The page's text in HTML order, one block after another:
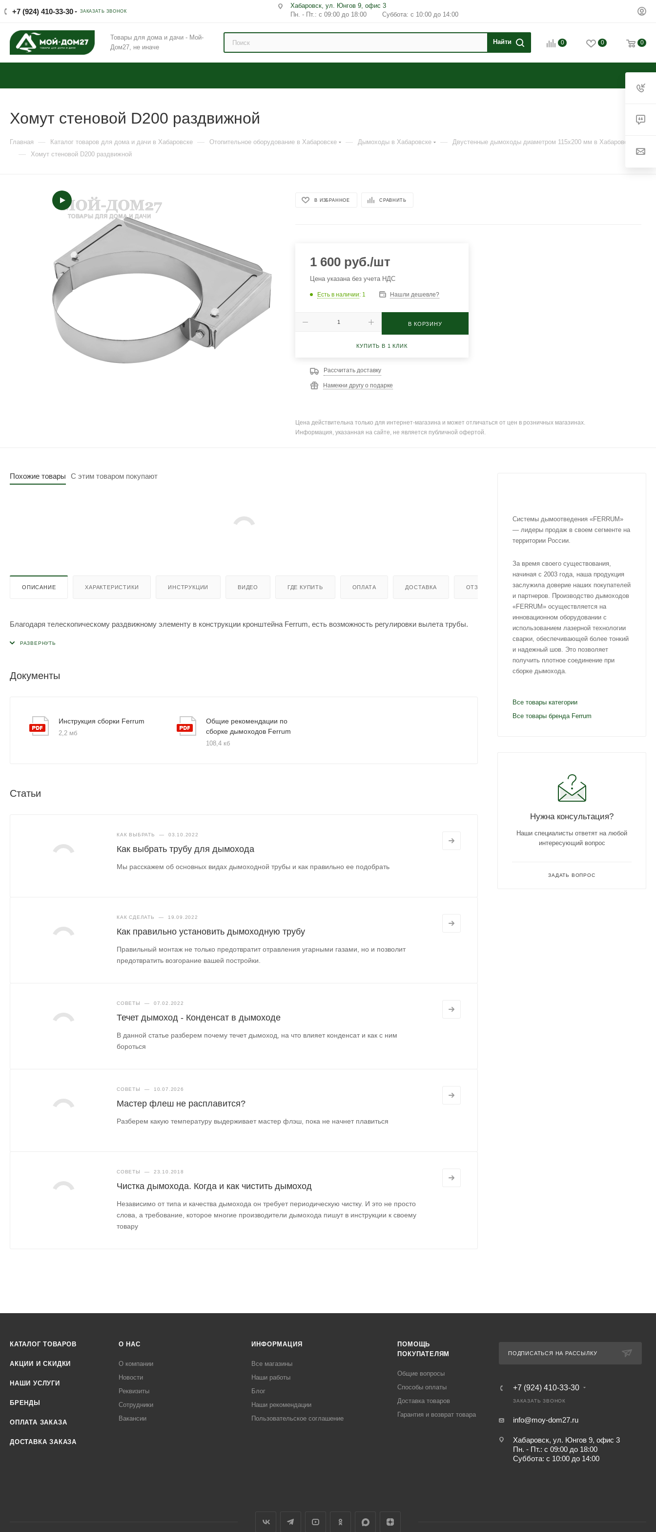
+7 (924) 410-33-30 ЗАКАЗАТЬ ЗВОНОК
Хабаровск, ул. Юнгов 9, офис 3
Пн. - Пт.: с 09:00 до 18:00 Суббота: с 10:00 до 14:00
Товары для дома и дачи - Мой-
Дом27, не иначе
0 0 0
Хомут стеновой D200 раздвижной
Главная — Каталог товаров для дома и дачи в Хабаровске — Отопительное оборудование в Хабаровске — Дымоходы в Хабаровске — Двустенные дымоходы диаметром 115х200 мм в Хабаровске
— Хомут стеновой D200 раздвижной
В ИЗБРАННОЕ СРАВНИТЬ
1 600 руб./шт
Цена указана без учета НДС
Есть в наличии: 1 Нашли дешевле?
В КОРЗИНУ
КУПИТЬ В 1 КЛИК
Рассчитать доставку
Намекни другу о подарке
Цена действительна только для интернет-магазина и может отличаться от цен в розничных магазинах.
Информация, указанная на сайте, не является публичной офертой.
Похожие товары С этим товаром покупают
ОПИСАНИЕ ХАРАКТЕРИСТИКИ ИНСТРУКЦИИ ВИДЕО ГДЕ КУПИТЬ ОПЛАТА ДОСТАВКА ОТЗЫВЫ
Благодаря телескопическому раздвижному элементу в конструкции кронштейна Ferrum, есть возможность регулировки вылета трубы.
Документы
Инструкция сборки Ferrum
2,2 мб
Общие рекомендации по
сборке дымоходов Ferrum
108,4 кб
Статьи
КАК ВЫБРАТЬ — 03.10.2022
Как выбрать трубу для дымохода
Мы расскажем об основных видах дымоходной трубы и как правильно ее подобрать
КАК СДЕЛАТЬ — 19.09.2022
Как правильно установить дымоходную трубу
Правильный монтаж не только предотвратит отравления угарными газами, но и позволит
предотвратить возгорание вашей постройки.
СОВЕТЫ — 07.02.2022
Течет дымоход - Конденсат в дымоходе
В данной статье разберем почему течет дымоход, на что влияет конденсат и как с ним
бороться
СОВЕТЫ — 10.07.2026
Мастер флеш не расплавится?
Разберем какую температуру выдерживает мастер флэш, пока не начнет плавиться
СОВЕТЫ — 23.10.2018
Чистка дымохода. Когда и как чистить дымоход
Независимо от типа и качества дымохода он требует периодическую чистку. И это не просто
слова, а требование, которое многие производители дымохода пишут в инструкции к своему
товару
Системы дымоотведения «FERRUM»
— лидеры продаж в своем сегменте на
территории России.
За время своего существования,
начиная с 2003 года, наша продукция
заслужила доверие наших покупателей
и партнеров. Производство дымоходов
«FERRUM» осуществляется на
инновационном оборудовании с
использованием лазерной технологии
сварки, обеспечивающей более тонкий
и надежный шов. Это позволяет
получить плотное соединение при
сборке дымохода.
Все товары категории
Все товары бренда Ferrum
Нужна консультация?
Наши специалисты ответят на любой
интересующий вопрос
ЗАДАТЬ ВОПРОС
КАТАЛОГ ТОВАРОВ
АКЦИИ И СКИДКИ
НАШИ УСЛУГИ
БРЕНДЫ
ОПЛАТА ЗАКАЗА
ДОСТАВКА ЗАКАЗА
О НАС
О компании
Новости
Реквизиты
Сотрудники
Вакансии
ИНФОРМАЦИЯ
Все магазины
Наши работы
Блог
Наши рекомендации
Пользовательское соглашение
ПОМОЩЬ
ПОКУПАТЕЛЯМ
Общие вопросы
Способы оплаты
Доставка товаров
Гарантия и возврат товара
ПОДПИСАТЬСЯ НА РАССЫЛКУ
+7 (924) 410-33-30
ЗАКАЗАТЬ ЗВОНОК
info@moy-dom27.ru
Хабаровск, ул. Юнгов 9, офис 3
Пн. - Пт.: с 09:00 до 18:00
Суббота: с 10:00 до 14:00